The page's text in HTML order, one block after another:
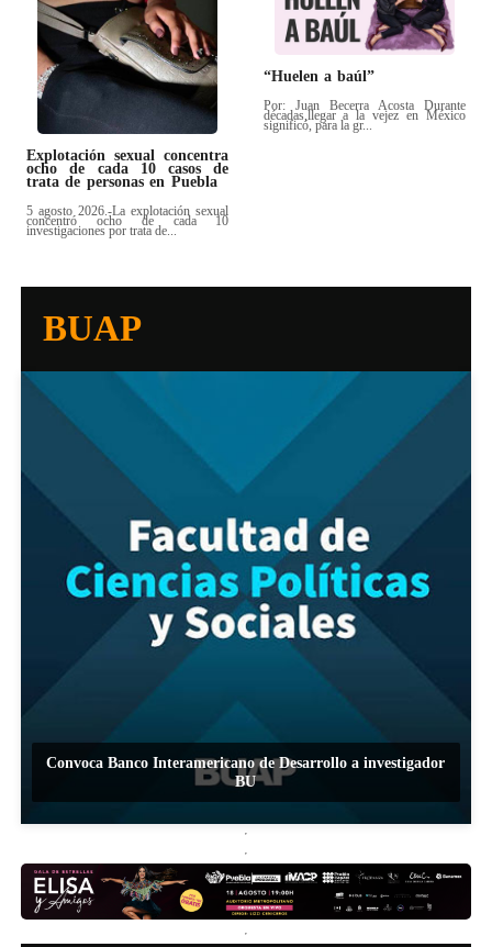
Explotación sexual concentra
ocho de cada 10 casos de
trata de personas en Puebla
5 agosto 2026.-La explotación sexual
concentró ocho de cada 10
investigaciones por trata de...
“Huelen a baúl”
Por: Juan Becerra Acosta Durante
décadas,llegar a la vejez en México
significó, para la gr...
BUAP
Convoca Banco Interamericano de Desarrollo a investigador
BU